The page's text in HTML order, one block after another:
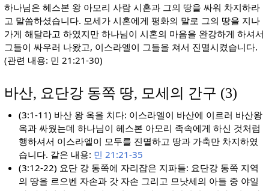
하나님은 헤스본 왕 아모리 사람 시혼과 그의 땅을 싸워 차지하라
고 말씀하셨습니다. 모세가 시혼에게 평화의 말로 그의 땅을 지나
가게 해달라고 하였지만 하나님이 시혼의 마음을 완강하게 하셔서
그들이 싸우러 나왔고, 이스라엘이 그들을 쳐서 진멸시켰습니다.
(관련 내용: 민 21:21-30)
바산, 요단강 동쪽 땅, 모세의 간구 (3)
(3:1-11) 바산 왕 옥을 치다: 이스라엘이 바산에 이르러 바산왕
옥과 싸웠는데 하나님이 헤스본 아모리 족속에게 하신 것처럼
행하셔서 이스라엘이 모두를 진멸하고 땅과 가축만 차지하였
습니다. 같은 내용: 민 21:21-35
(3:12-22) 요단 강 동쪽에 자리잡은 지파들: 요단강 동쪽 지역
의 땅을 르으벤 자손과 갓 자손 그리고 므낫세의 아들 중 야일